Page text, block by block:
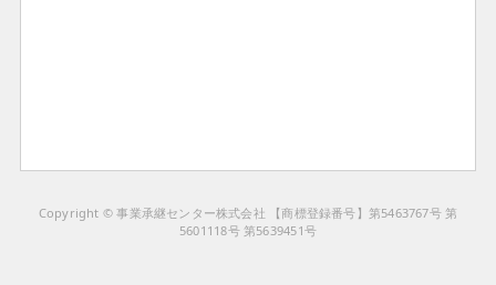
Copyright © 事業承継センター株式会社 【商標登録番号】第5463767号 第
5601118号 第5639451号